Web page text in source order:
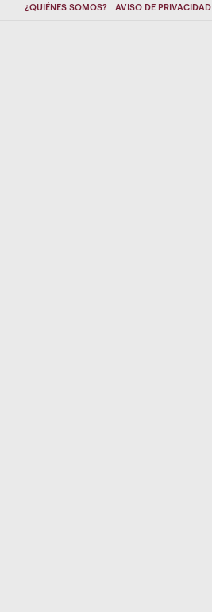
¿QUIÉNES SOMOS? AVISO DE PRIVACIDAD